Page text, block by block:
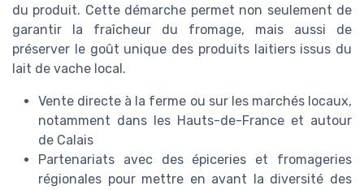
du produit. Cette démarche permet non seulement de
garantir la fraîcheur du fromage, mais aussi de
préserver le goût unique des produits laitiers issus du
lait de vache local.
Vente directe à la ferme ou sur les marchés locaux,
notamment dans les Hauts-de-France et autour
de Calais
Partenariats avec des épiceries et fromageries
régionales pour mettre en avant la diversité des